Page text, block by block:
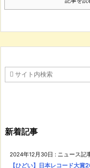
新着記事
2024年12月30日 : ニュース記
【ひどい】日本レコード大